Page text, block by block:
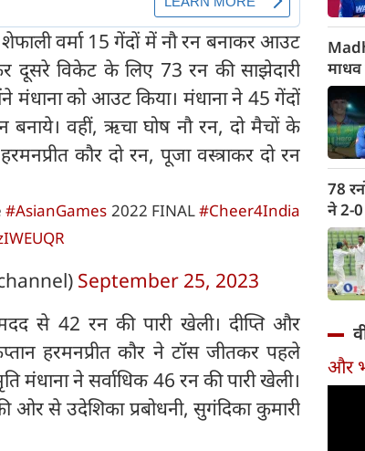
वर्मा 15 गेंदों में नौ रन बनाकर आउट
दूसरे विकेट के लिए 73 रन की साझेदारी
मंधाना को आउट किया। मंधाना ने 45 गेंदों
वहीं, ऋचा घोष नौ रन, दो मैचों के
कौर दो रन, पूजा वस्त्राकर दो रन
#AsianGames 2022 FINAL#Cheer4India
September 25, 2023
से 42 रन की पारी खेली। दीप्ति और
हरमनप्रीत कौर ने टॉस जीतकर पहले
मंधाना ने सर्वाधिक 46 रन की पारी खेली।
ओर से उदेशिका प्रबोधनी, सुगंदिका कुमारी
माधव
78
ने 2-0
और